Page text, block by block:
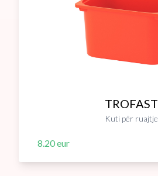
TROFAST
Kuti për ruajtje
8.20 eur